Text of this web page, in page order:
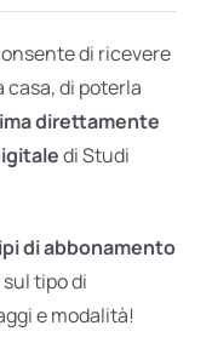
di ricevere
di poterla
direttamente
di Studi
di abbonamento
tipo di
e modalità!